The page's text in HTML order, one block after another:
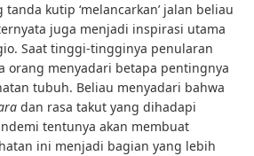
kutip ‘melancarkan’ jalan beliau
juga menjadi inspirasi utama
Saat tinggi-tingginya penularan
orang menyadari betapa pentingnya
tubuh. Beliau menyadari bahwa
dan rasa takut yang dihadapi
tentunya akan membuat
ini menjadi bagian yang lebih